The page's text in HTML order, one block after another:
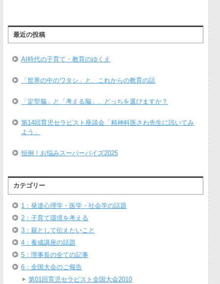
最近の投稿
AI時代の子育て・教育のゆくえ
「世界の中のワタシ」と、これからの教育の話
「定型脳」と「考える脳」、どっちを選びますか？
第14回育児セラピスト座談会「精神科医さわ先生に訊いてみ
よう」
恒例！お悩みスーパーバイズ2025
カテゴリー
1：発達心理学・医学・社会学の話題
2：子育て環境を考える
3：親として伝えたいこと
4：養成講座の話題
5：理事長の全ての記事
6：全国大会のご報告
第01回育児セラピスト全国大会2010